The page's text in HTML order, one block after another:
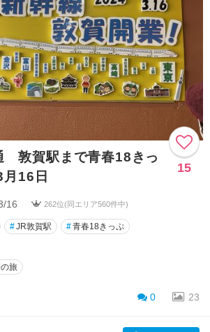
敦賀駅まで青春18きっ
16日
15
16 262位(同エリア560件中)
#JR敦賀駅 #青春18きっぷ
旅
0 23